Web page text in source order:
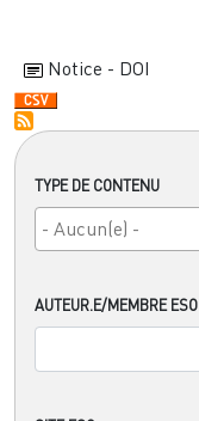
TYPE DE CONTENU
AUTEUR.E/MEMBRE ESO
Notice - DOI